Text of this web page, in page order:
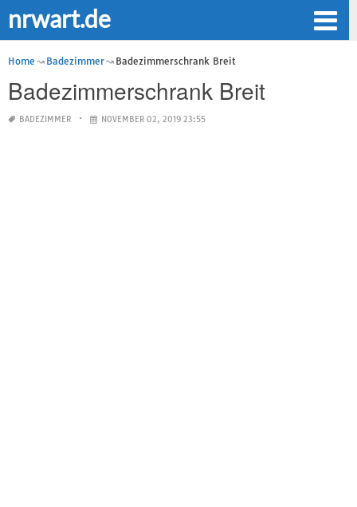
nrwart.de
Home Badezimmer Badezimmerschrank Breit
Badezimmerschrank Breit
BADEZIMMER NOVEMBER 02, 2019 23:55